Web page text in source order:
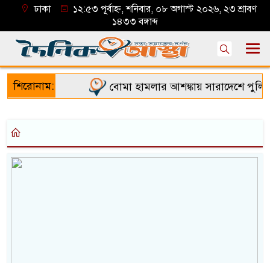
ঢাকা
১২:৫৩ পূর্বাহ্ন, শনিবার, ০৮ অগাস্ট ২০২৬, ২৩ শ্রাবণ
১৪৩৩ বঙ্গাব্দ
শিরোনাম: বোমা হামলার আশঙ্কায় সারাদেশে